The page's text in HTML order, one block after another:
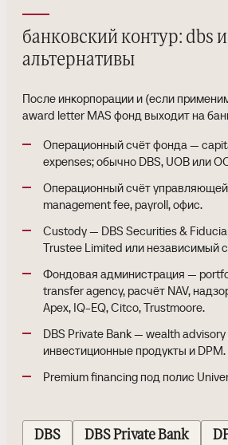
банковский контур: dbs и
альтернативы
После инкорпорации и (если
award letter MAS фонд выходит на
Операционный счёт фонда —
expenses; обычно DBS, UOB или
Операционный счёт
management fee, payroll, офис.
Custody — DBS Securities &
Trustee Limited или независимый
Фондовая администрация —
transfer agency, расчёт NAV,
Apex, IQ-EQ, Citco, Trustmoore.
DBS Private Bank — wealth advisory
инвестиционные продукты и DPM.
Premium financing под полис
DBS DBS Private Bank